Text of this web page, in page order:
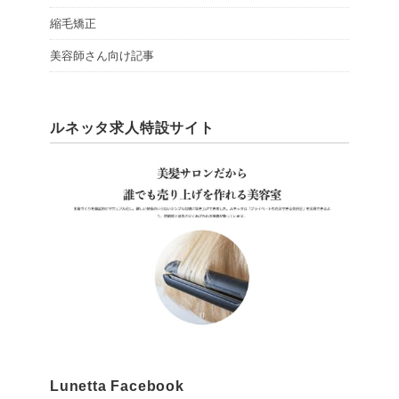
縮毛矯正
美容師さん向け記事
ルネッタ求人特設サイト
Lunetta Facebook